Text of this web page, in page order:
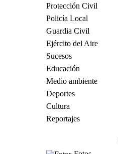
Protección Civil
Policía Local
Guardia Civil
Ejército del Aire
Sucesos
Educación
Medio ambiente
Deportes
Cultura
Reportajes